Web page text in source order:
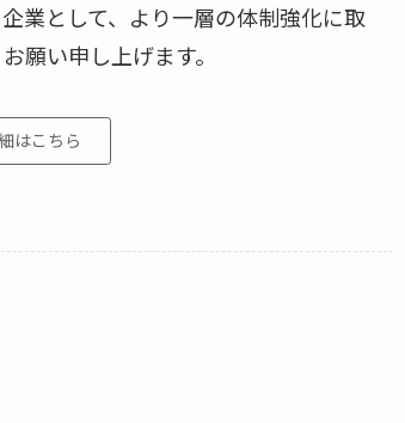
業として、より一層の体制強化に取
願い申し上げます。
はこちら